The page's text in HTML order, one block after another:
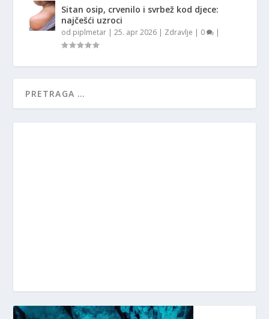
Sitan osip, crvenilo i svrbež kod djece:
najčešći uzroci
od piplmetar |25. apr 2026 | Zdravlje | 0 |